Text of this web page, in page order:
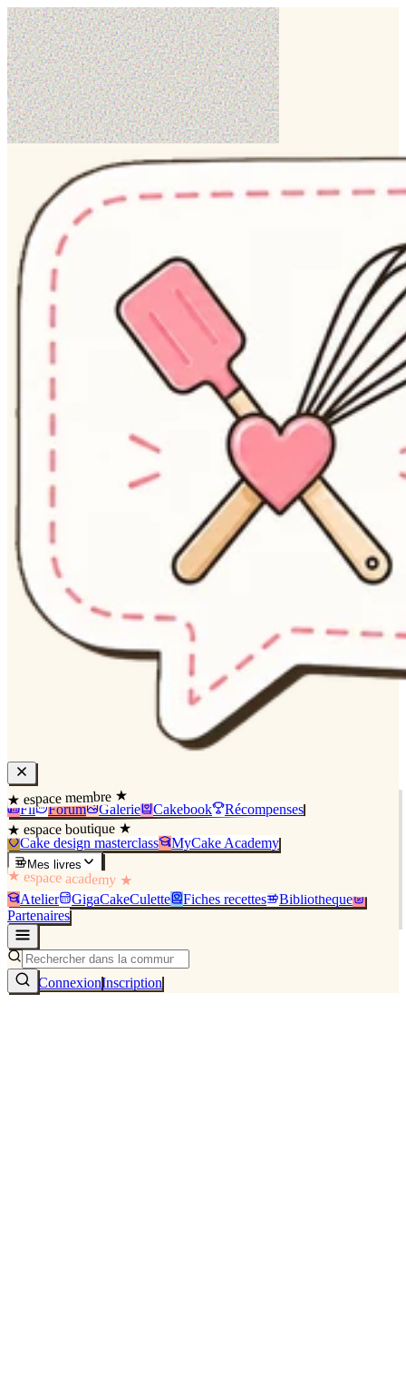
★ espace membre ★
Fil Forum Galerie Cakebook Récompenses
★ espace boutique ★
Cake design masterclass MyCake Academy
Mes livres
★ espace academy ★
Atelier GigaCakeCulette Fiches recettes
Bibliothèque
Partenaires
ConnexionInscription